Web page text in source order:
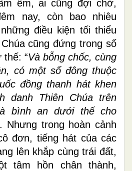
êm, ai cũng đợi chờ,
nay, còn bao nhiêu
điều kiện tối thiểu
cũng đứng trong số
“Và bỗng chốc, cùng
có một số đông thuộc
đồng thanh hát khen
danh Thiên Chúa trên
bình an dưới thế cho
Nhưng trong hoàn cảnh
đơn, tiếng hát của các
lên khắp cùng trái đất,
tâm hồn chân thành,